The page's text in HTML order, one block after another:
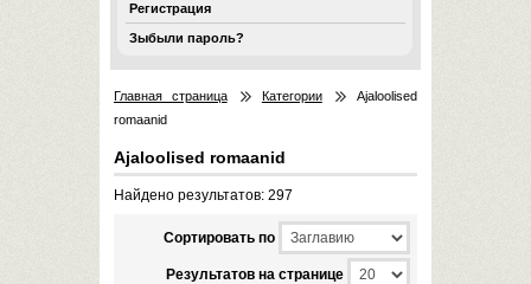
Регистрация
Зыбыли пароль?
Главная страница Категории
Ajaloolised
romaanid
Ajaloolised romaanid
Найдено результатов: 297
Cортировать по
Результатов на странице